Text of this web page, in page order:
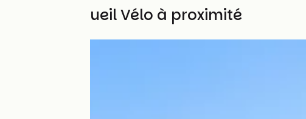
Autres Accueil Vélo à proximité